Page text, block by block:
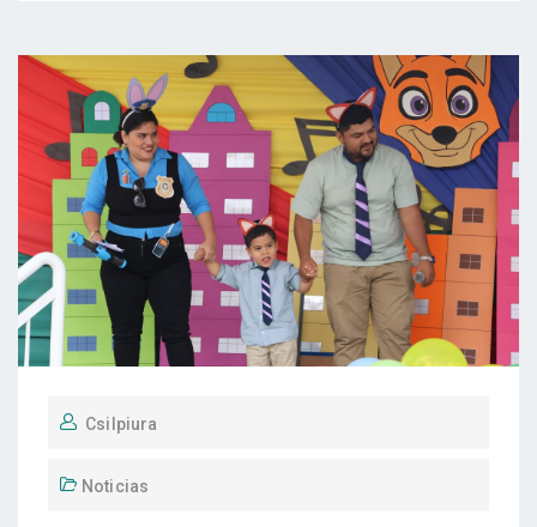
Csilpiura
Noticias